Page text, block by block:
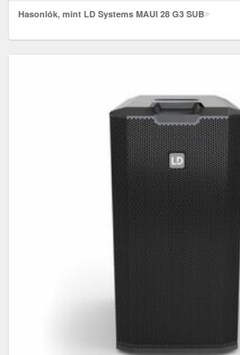
Hasonlók, mint LD Systems MAUI 28 G3 SUB